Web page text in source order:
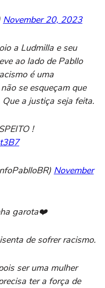
November 20, 2023
a Ludmilla e seu
ao lado de Pabllo
é uma
se esqueçam que
a justiça seja feita.
!
November
garota❤️
de sofrer racismo.
ser uma mulher
ter a força de